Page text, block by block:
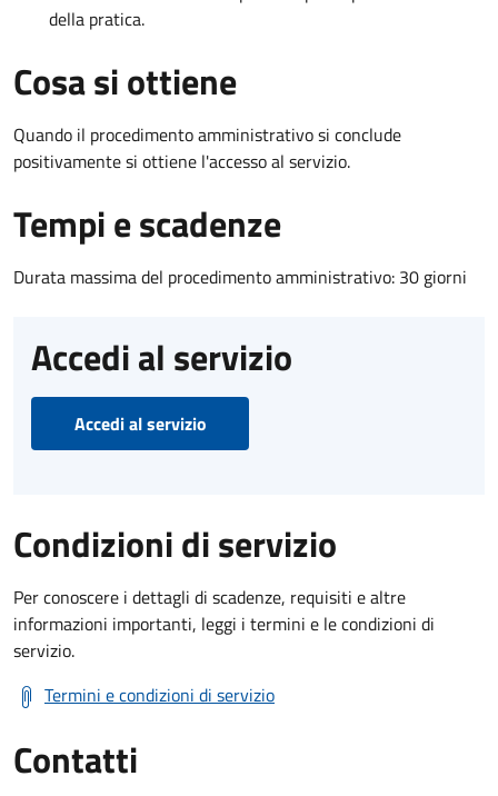
della pratica.
Cosa si ottiene
Quando il procedimento amministrativo si conclude
positivamente si ottiene l'accesso al servizio.
Tempi e scadenze
Durata massima del procedimento amministrativo: 30 giorni
Accedi al servizio
Accedi al servizio
Condizioni di servizio
Per conoscere i dettagli di scadenze, requisiti e altre
informazioni importanti, leggi i termini e le condizioni di
servizio.
Termini e condizioni di servizio
Contatti